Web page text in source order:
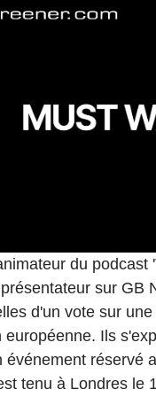
du podcast
sur GB
d'un vote sur
Ils
événement réservé
tenu à Londres le